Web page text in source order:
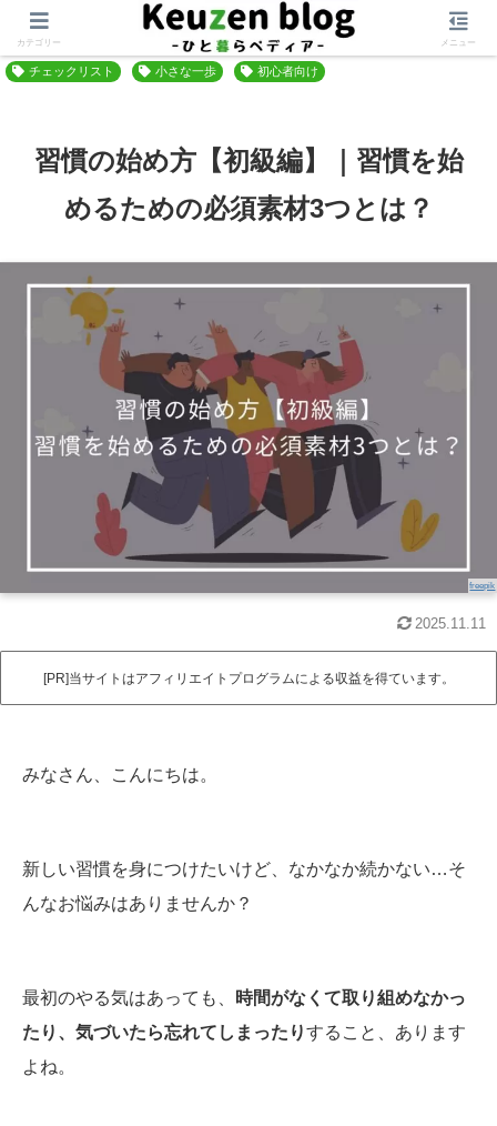
ホーム 考動を続ける 習慣
チェックリスト 小さな一歩 初心者向け
習慣の始め方【初級編】｜習慣を始
めるための必須素材3つとは？
freepik
2025.11.11
[PR]当サイトはアフィリエイトプログラムによる収益を得ています。
みなさん、こんにちは。
新しい習慣を身につけたいけど、なかなか続かない…そ
んなお悩みはありませんか？
最初のやる気はあっても、
時間がなくて取り組めなかっ
たり、気づいたら忘れてしまったりすること、あります
よね。
カテゴリー メニュー